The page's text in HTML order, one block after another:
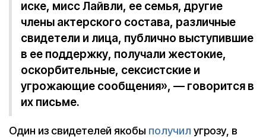
иске, мисс Лайвли, ее семья, другие
члены актерского состава, различные
свидетели и лица, публично выступившие
в ее поддержку, получали жестокие,
оскорбительные, сексистские и
угрожающие сообщения», — говорится в
их письме.
Один из свидетелей якобы получил угрозу, в